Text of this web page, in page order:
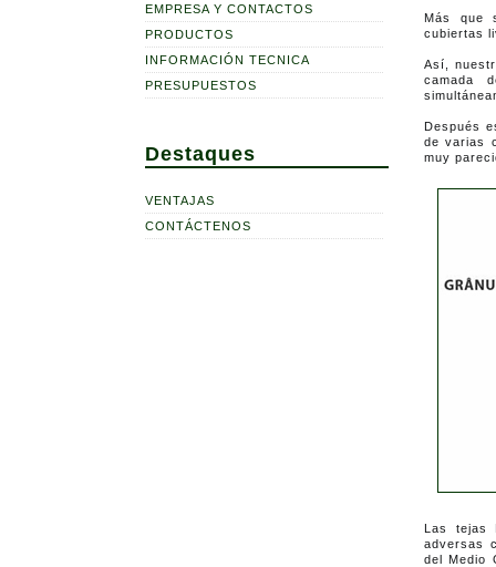
EMPRESA Y CONTACTOS
PRODUCTOS
INFORMACIÓN TECNICA
PRESUPUESTOS
Destaques
VENTAJAS
CONTÁCTENOS
Más que
cubiertas
Así,
camada
Después
de varias
muy
Las tejas
adversas
del Medio